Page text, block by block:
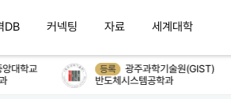
DB 커넥팅 자료 세계대학
대학교
등록
광주과학기술원(GIST)
반도체시스템공학과